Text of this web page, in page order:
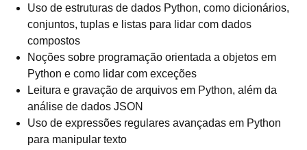
Uso de estruturas de dados Python, como dicionários,
conjuntos, tuplas e listas para lidar com dados
compostos
Noções sobre programação orientada a objetos em
Python e como lidar com exceções
Leitura e gravação de arquivos em Python, além da
análise de dados JSON
Uso de expressões regulares avançadas em Python
para manipular texto